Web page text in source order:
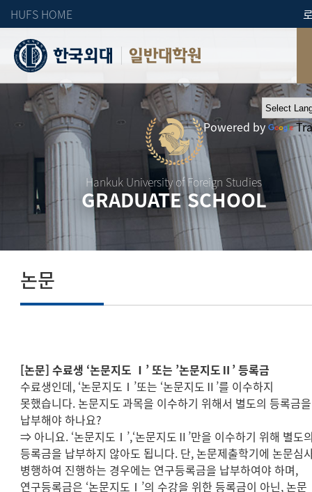
HUFS HOME
일반대학원
Hankuk University of Foreign Studies
GRADUATE SCHOOL
Powered by
논문
[논문]수료생 ‘논문지도 Ⅰ ’또는 ’논문지도 Ⅱ ’등록금
수료생인데, ‘논문지도 Ⅰ ’또는 ‘논문지도 Ⅱ ’를 이수하지
못했습니다.논문지도 과목을 이수하기 위해서 별도의 등록금을
납부해야 하나요?
⇒ 아니요. ‘논문지도 Ⅰ ’,‘논문지도 Ⅱ ’만을 이수하기 위해 별도
등록금을 납부하지 않아도 됩니다. 단,논문제출학기에 논문심
병행하여 진행하는 경우에는 연구등록금을 납부하여야 하며,
연구등록금은 ‘논문지도 Ⅰ ’의 수강을 위한 등록금이 아닌,논문